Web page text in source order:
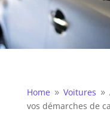
Home 9 Voitures 9
vos démarches de